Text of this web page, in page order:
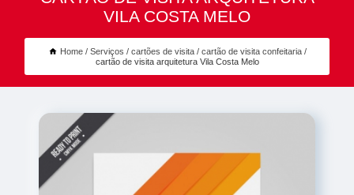
VILA COSTA MELO
Home Serviços cartões de visita
cartão de visita confeitaria
cartão de visita arquitetura Vila Costa Melo